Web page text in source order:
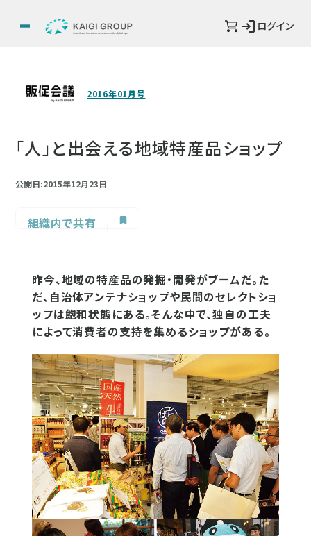
ログイン
2016年01月号
「人」と出会える地域特産品ショップ
公開日:2015年12月23日
組織内で共有
昨今、地域の特産品の発掘・開発がブームだ。た
だ、自治体アンテナショップや民間のセレクトショ
ップは飽和状態にある。そんな中で、独自の工夫
によって消費者の支持を集めるショップがある。